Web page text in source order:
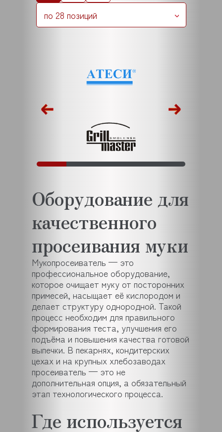
по 28 позиций
Оборудование для
качественного
просеивания муки
Мукопросеиватель — это
профессиональное оборудование,
которое очищает муку от посторонних
примесей, насыщает её кислородом и
делает структуру однородной. Такой
процесс необходим для правильного
формирования теста, улучшения его
подъёма и повышения качества готовой
выпечки. В пекарнях, кондитерских
цехах и на крупных хлебозаводах
просеиватель — это не
дополнительная опция, а обязательный
этап технологического процесса.
Где используется